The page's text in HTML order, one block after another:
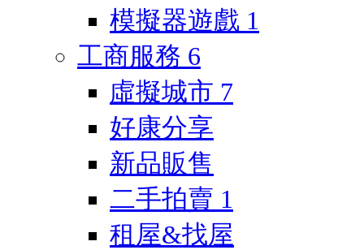
模擬器遊戲 1
工商服務 6
虛擬城市 7
好康分享
新品販售
二手拍賣 1
租屋&找屋